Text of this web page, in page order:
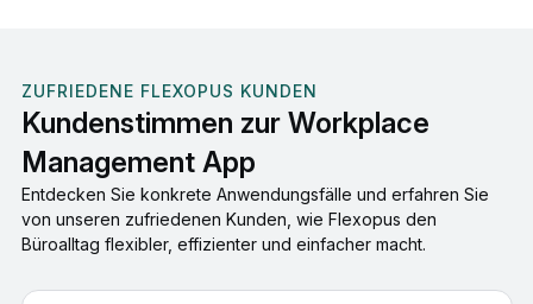
ZUFRIEDENE FLEXOPUS KUNDEN
Kundenstimmen zur Workplace
Management App
Entdecken Sie konkrete Anwendungsfälle und erfahren Sie
von unseren zufriedenen Kunden, wie Flexopus den
Büroalltag flexibler, effizienter und einfacher macht.